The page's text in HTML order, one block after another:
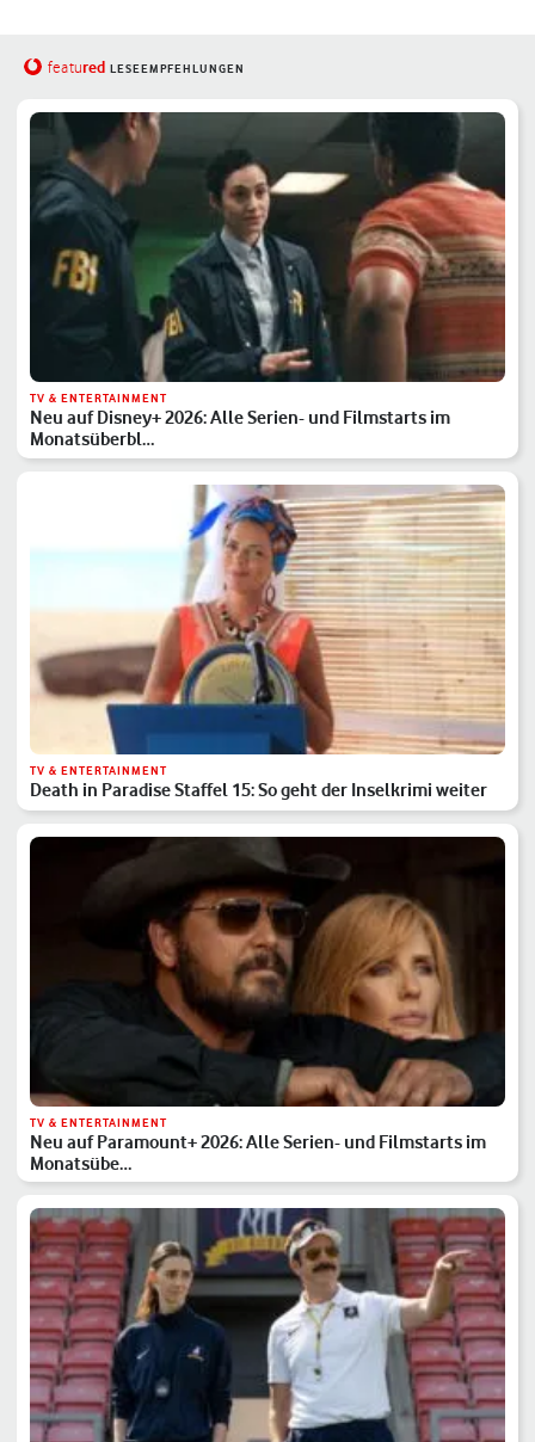
featured LESEEMPFEHLUNGEN
TV & ENTERTAINMENT
Neu auf Disney+ 2026: Alle Serien- und Filmstarts im
Monatsüberbl…
TV & ENTERTAINMENT
Death in Paradise Staffel 15: So geht der Inselkrimi weiter
TV & ENTERTAINMENT
Neu auf Paramount+ 2026: Alle Serien- und Filmstarts im
Monatsübe…